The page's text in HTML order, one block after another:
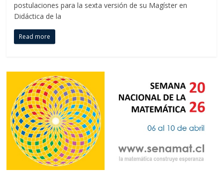
postulaciones para la sexta versión de su Magíster en
Didáctica de la
Read more